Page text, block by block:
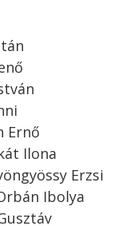
Ernő
Ilona
Erzsi
Ibolya